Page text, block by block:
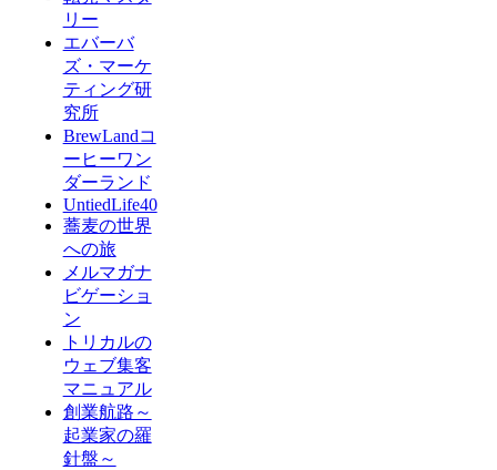
リー
エバーバ
ズ・マーケ
ティング研
究所
BrewLandコ
ーヒーワン
ダーランド
UntiedLife40
蕎麦の世界
への旅
メルマガナ
ビゲーショ
ン
トリカルの
ウェブ集客
マニュアル
創業航路～
起業家の羅
針盤～